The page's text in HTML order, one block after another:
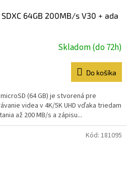
64GB 200MB/s V30 + ada
Skladom (do 72h)
Do košíka
(64 GB) je stvorená pre
videa v 4K/5K UHD vďaka triedam
až 200 MB/s a zápisu...
Kód: 181095